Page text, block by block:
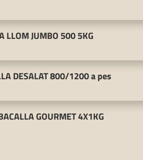
LLOM JUMBO 500 5KG
DESALAT 800/1200 a pes
GOURMET 4X1KG